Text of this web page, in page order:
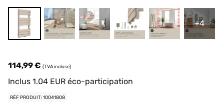
+4
114,99 € (TVA incluse)
Inclus 1.04 EUR éco-participation
RÉF PRODUIT: 10041808